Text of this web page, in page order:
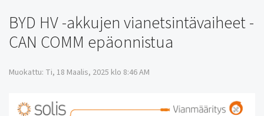
BYD HV -akkujen vianetsintävaiheet -
CAN COMM epäonnistua
Muokattu: Ti, 18 Maalis, 2025 klo 8:46 AM